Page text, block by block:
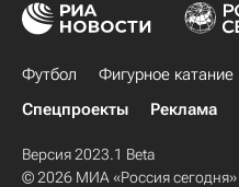
Футбол Фигурное катание
Спецпроекты
Реклама
Версия 2023.1 Beta
© 2026 МИА «Россия сегодня»